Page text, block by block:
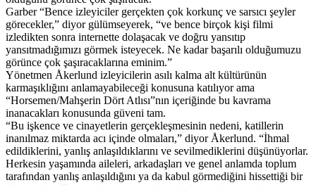
Garber “Bence izleyiciler gerçekten çok korkunç ve sarsıcı şeyler
görecekler,” diyor gülümseyerek, “ve bence birçok kişi filmi
izledikten sonra internette dolaşacak ve doğru yansıtıp
yansıtmadığımızı görmek isteyecek. Ne kadar başarılı olduğumuzu
görünce çok şaşıracaklarına eminim.”
Yönetmen Åkerlund izleyicilerin asılı kalma alt kültürünün
karmaşıklığını anlamayabileceği konusuna katılıyor ama
“Horsemen/Mahşerin Dört Atlısı”nın içeriğinde bu kavrama
inanacakları konusunda güveni tam.
“Bu işkence ve cinayetlerin gerçekleşmesinin nedeni, katillerin
inanılmaz miktarda acı içinde olmaları,” diyor Åkerlund. “İhmal
edildiklerini, yanlış anlaşıldıklarını ve sevilmediklerini düşünüyorlar.
Herkesin yaşamında aileleri, arkadaşları ve genel anlamda toplum
tarafından yanlış anlaşıldığını ya da kabul görmediğini hissettiği bir